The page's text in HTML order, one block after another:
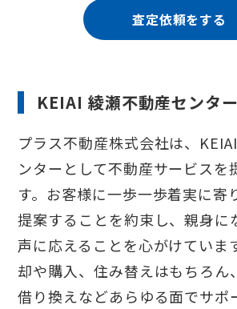
査定依頼をする
KEIAI 綾瀬不動産センター
プラス不動産株式会社は、
ンターとして不動産サービスを
す。お客様に一歩一歩着実に寄
提案することを約束し、親身に
声に応えることを心がけていま
却や購入、住み替えはもちろん
借り換えなどあらゆる面でサポ